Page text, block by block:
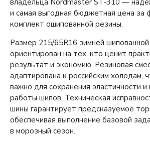
и самая выгодная бюджетная цена за
комплект ошипованной резины.
Размер 215/65R16 зимней
ориентирован на тех, кто ценит
результат и экономию. Резиновая
адаптирована к российским холодам,
важно для сохранения эластичности и
работы шипов. Техническая
шины гарантирует предсказуемое
обеспечивая выполнение базовой
в морозный сезон.